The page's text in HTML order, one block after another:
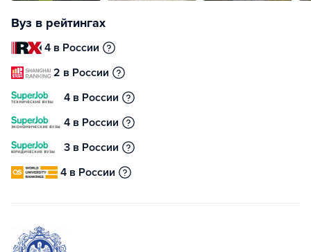
Вуз в рейтингах
4 в России
2 в России
4 в России
4 в России
3 в России
4 в России